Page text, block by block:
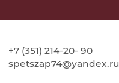
+7 (351) 214-20- 90
spetszap74@yandex.ru